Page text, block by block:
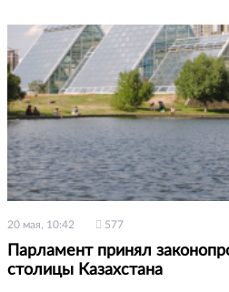
20 мая, 10:42 577
Парламент принял
столицы Казахстана